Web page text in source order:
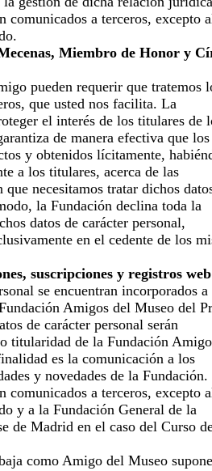
comunicados a terceros, excepto
Miembro de Honor y
pueden requerir que tratemos
que usted nos facilita. La
el interés de los titulares de
de manera efectiva que los
y obtenidos lícitamente,
a los titulares, acerca de las
necesitamos tratar dichos
la Fundación declina toda la
datos de carácter personal,
en el cedente de los
suscripciones y registros web
se encuentran incorporados a
Amigos del Museo del
de carácter personal serán
titularidad de la Fundación
es la comunicación a los
y novedades de la Fundación.
comunicados a terceros, excepto
y a la Fundación General de la
de Madrid en el caso del Curso
como Amigo del Museo